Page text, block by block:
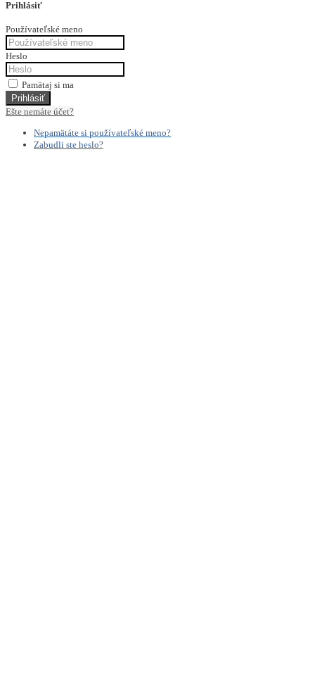
Prihlásiť
Používateľské meno
Heslo
Pamätaj si ma
Prihlásiť
Ešte nemáte účet?
Nepamätáte si používateľské meno?
Zabudli ste heslo?